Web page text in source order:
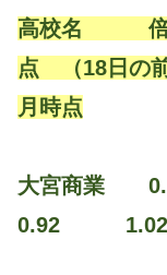
高校名 倍
点 （18日の
月時点
大宮商
0.92